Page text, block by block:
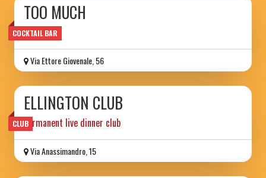
COCKTAIL BAR
TOO MUCH
wine bar
Via Ettore Giovenale, 56
CLUB
ELLINGTON CLUB
permanent live dinner club
Via Anassimandro, 15